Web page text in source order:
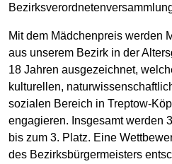
Mit dem Mädchenpreis werden
aus unserem Bezirk in der
18 Jahren ausgezeichnet,
kulturellen,
sozialen Bereich in Treptow-
engagieren. Insgesamt werden
bis zum 3. Platz. Eine
des Bezirksbürgermeisters